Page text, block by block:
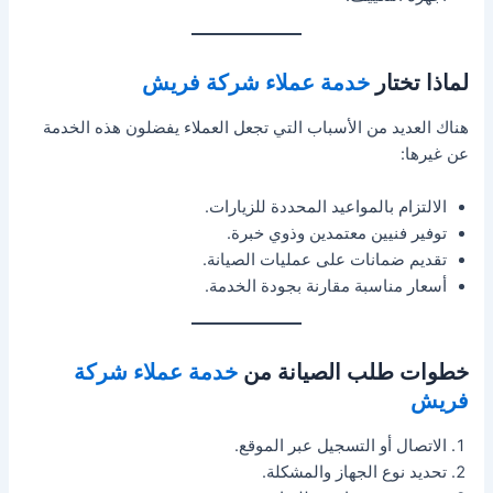
لماذا تختارخدمة عملاء شركة فريش
هناك العديد من الأسباب التي تجعل العملاء يفضلون هذه الخدمة
عن غيرها:
الالتزام بالمواعيد المحددة للزيارات.
توفير فنيين معتمدين وذوي خبرة.
تقديم ضمانات على عمليات الصيانة.
أسعار مناسبة مقارنة بجودة الخدمة.
خطوات طلب الصيانة منخدمة عملاء شركة
فريش
الاتصال أو التسجيل عبر الموقع.
تحديد نوع الجهاز والمشكلة.